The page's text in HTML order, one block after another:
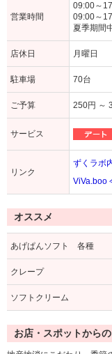
営業時間
09:00～
09:00～
夏季期間
店休日 月曜日
駐車場 70台
ご予算 250円 ～
サービス
リンク
ずくラボ
ViVa.boo
オススメ
あげぱんソフト 各種
クレープ
ソフトクリーム
お店・スポットから